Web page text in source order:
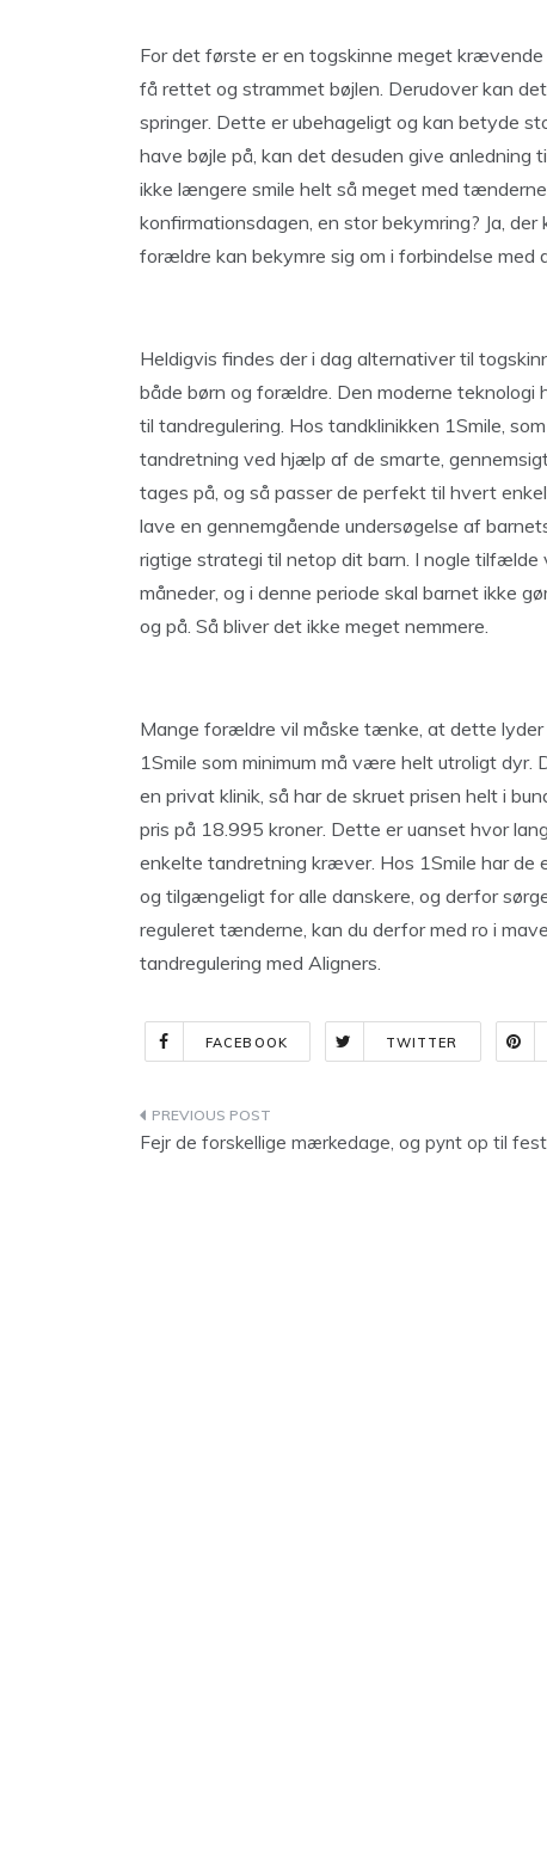
For det første er en togskinne meget
få rettet og strammet bøjlen. Derudover kan
springer. Dette er ubehageligt og kan betyde
have bøjle på, kan det desuden give anledning
ikke længere smile helt så meget med
konfirmationsdagen, en stor bekymring? Ja,
forældre kan bekymre sig om i forbindelse med
Heldigvis findes der i dag alternativer til
både børn og forældre. Den moderne
til tandregulering. Hos tandklinikken 1Smile,
tandretning ved hjælp af de smarte,
tages på, og så passer de perfekt til hvert
lave en gennemgående undersøgelse af
rigtige strategi til netop dit barn. I nogle
måneder, og i denne periode skal barnet ikke
og på. Så bliver det ikke meget nemmere.
Mange forældre vil måske tænke, at dette
1Smile som minimum må være helt utroligt
en privat klinik, så har de skruet prisen helt i
pris på 18.995 kroner. Dette er uanset hvor
enkelte tandretning kræver. Hos 1Smile har de
og tilgængeligt for alle danskere, og derfor
reguleret tænderne, kan du derfor med ro i
tandregulering med Aligners.
FACEBOOK TWITTER
Indlægsnavigation
Fejr de forskellige mærkedage, og pynt op til fest